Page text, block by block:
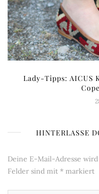
Lady-Tipps: AICUS
HINTERLASSE
Deine E-Mail-Adresse
Felder sind mit * markiert